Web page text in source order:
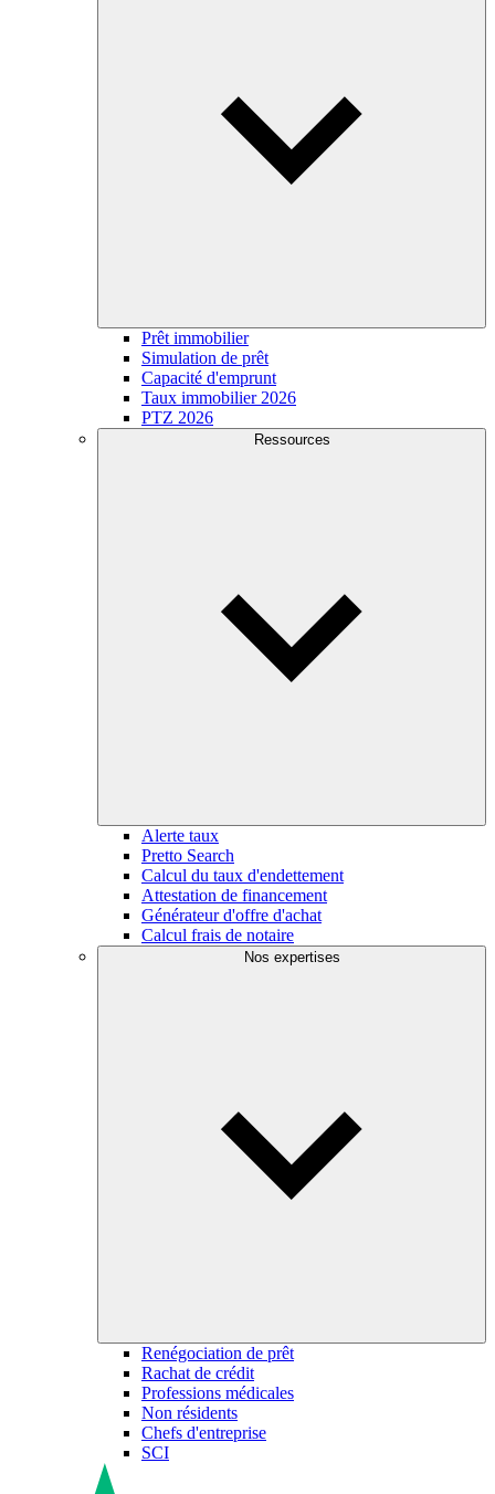
Prêt immobilier
Simulation de prêt
Capacité d'emprunt
Taux immobilier 2026
PTZ 2026
Ressources
Alerte taux
Pretto Search
Calcul du taux d'endettement
Attestation de financement
Générateur d'offre d'achat
Calcul frais de notaire
Nos expertises
Renégociation de prêt
Rachat de crédit
Professions médicales
Non résidents
Chefs d'entreprise
SCI